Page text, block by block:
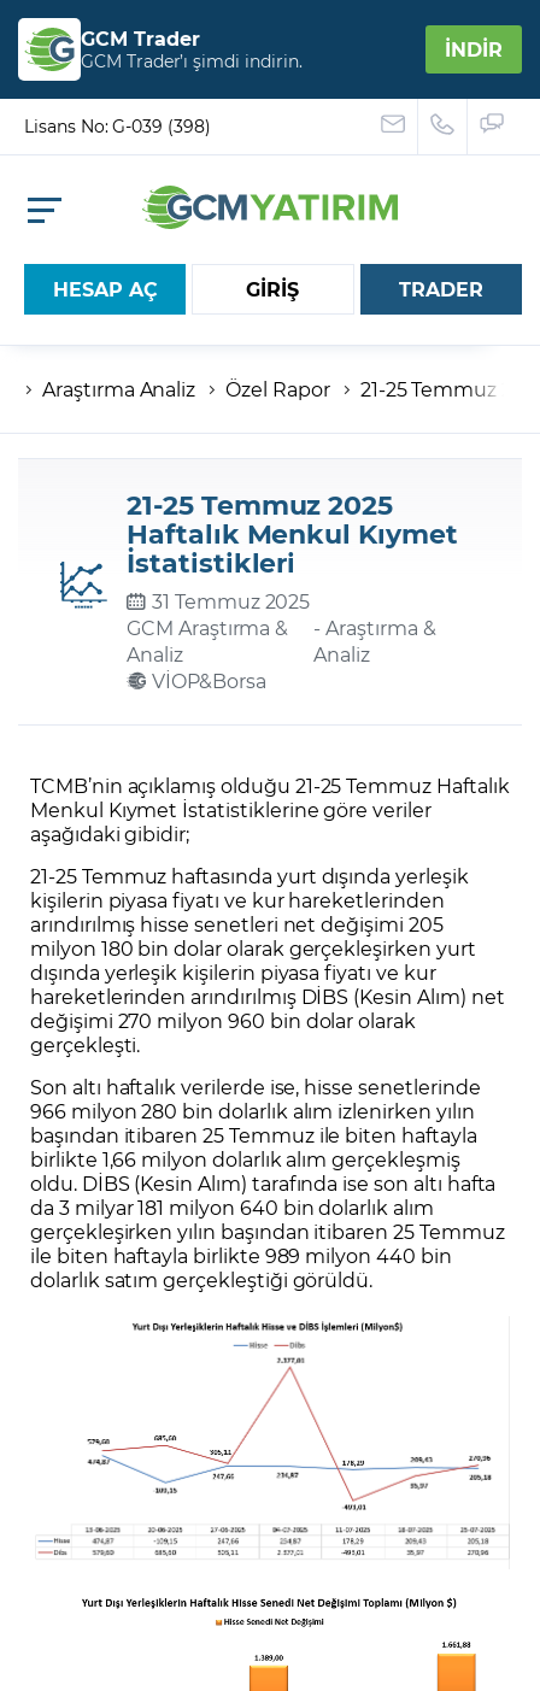
GCM Trader
GCM Trader’ı şimdi indirin. İNDİR
Lisans No: G-039 (398)
HESAP AÇ GİRİŞ
Hesap numaranız
Şifreniz
Şifremi Unuttum
TRADER
Araştırma Analiz Özel Rapor 21-25 Temmuz
21-25 Temmuz 2025
Haftalık Menkul Kıymet
İstatistikleri
31 Temmuz 2025
GCM Araştırma &
Analiz
- Araştırma &
Analiz
VİOP&Borsa
TCMB’nin açıklamış olduğu 21-25 Temmuz Haftalık
Menkul Kıymet İstatistiklerine göre veriler
aşağıdaki gibidir;
21-25 Temmuz haftasında yurt dışında yerleşik
kişilerin piyasa fiyatı ve kur hareketlerinden
arındırılmış hisse senetleri net değişimi 205
milyon 180 bin dolar olarak gerçekleşirken yurt
dışında yerleşik kişilerin piyasa fiyatı ve kur
hareketlerinden arındırılmış DİBS (Kesin Alım) net
değişimi 270 milyon 960 bin dolar olarak
gerçekleşti.
Son altı haftalık verilerde ise, hisse senetlerinde
966 milyon 280 bin dolarlık alım izlenirken yılın
başından itibaren 25 Temmuz ile biten haftayla
birlikte 1,66 milyon dolarlık alım gerçekleşmiş
oldu. DİBS (Kesin Alım) tarafında ise son altı hafta
da 3 milyar 181 milyon 640 bin dolarlık alım
gerçekleşirken yılın başından itibaren 25 Temmuz
ile biten haftayla birlikte 989 milyon 440 bin
dolarlık satım gerçekleştiği görüldü.